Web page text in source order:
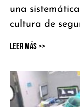
una
cultura de
Leer Más >>